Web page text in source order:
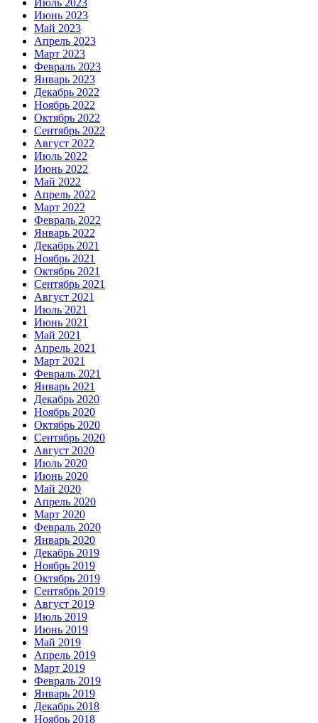
Июнь 2023
Май 2023
Апрель 2023
Март 2023
Февраль 2023
Январь 2023
Декабрь 2022
Ноябрь 2022
Октябрь 2022
Сентябрь 2022
Август 2022
Июль 2022
Июнь 2022
Май 2022
Апрель 2022
Март 2022
Февраль 2022
Январь 2022
Декабрь 2021
Ноябрь 2021
Октябрь 2021
Сентябрь 2021
Август 2021
Июль 2021
Июнь 2021
Май 2021
Апрель 2021
Март 2021
Февраль 2021
Январь 2021
Декабрь 2020
Ноябрь 2020
Октябрь 2020
Сентябрь 2020
Август 2020
Июль 2020
Июнь 2020
Май 2020
Апрель 2020
Март 2020
Февраль 2020
Январь 2020
Декабрь 2019
Ноябрь 2019
Октябрь 2019
Сентябрь 2019
Август 2019
Июль 2019
Июнь 2019
Май 2019
Апрель 2019
Март 2019
Февраль 2019
Январь 2019
Декабрь 2018
Ноябрь 2018